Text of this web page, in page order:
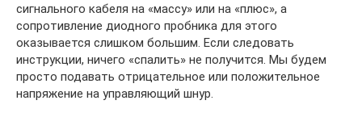
сигнального кабеля на «массу» или на «плюс», а
сопротивление диодного пробника для этого
оказывается слишком большим. Если следовать
инструкции, ничего «спалить» не получится. Мы будем
просто подавать отрицательное или положительное
напряжение на управляющий шнур.